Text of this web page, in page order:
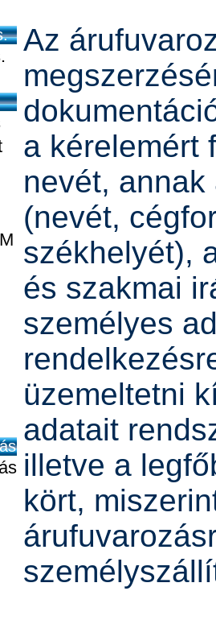
Az
a kérelemért
nevét,
(nevét,
székhelyét),
és szakmai
személyes
üzemeltetni
adatait
illetve a
kört,